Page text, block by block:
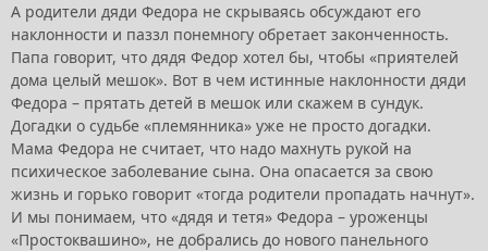
А родители дяди Федора не скрываясь обсуждают его
наклонности и паззл понемногу обретает законченность.
Папа говорит, что дядя Федор хотел бы, чтобы «приятелей
дома целый мешок». Вот в чем истинные наклонности дяди
Федора – прятать детей в мешок или скажем в сундук.
Догадки о судьбе «племянника» уже не просто догадки.
Мама Федора не считает, что надо махнуть рукой на
психическое заболевание сына. Она опасается за свою
жизнь и горько говорит «тогда родители пропадать начнут».
И мы понимаем, что «дядя и тетя» Федора – уроженцы
«Простоквашино», не добрались до нового панельного